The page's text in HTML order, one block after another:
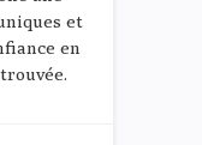
et
en